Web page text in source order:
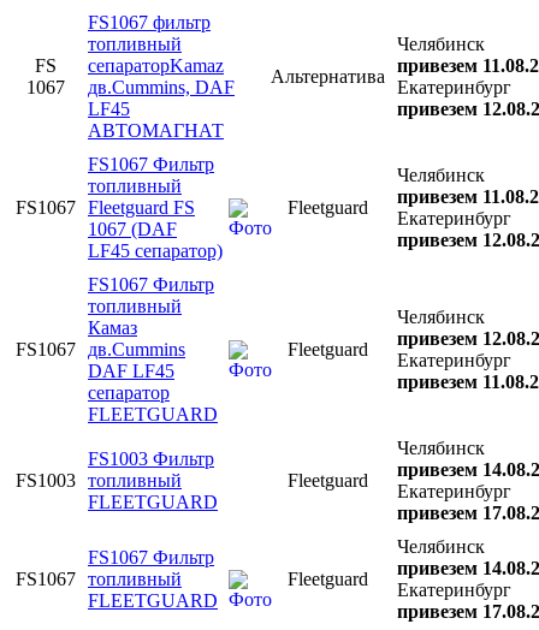
FS
1067
FS1067 фильтр
топливный
сепараторKamaz
дв.Cummins, DAF
LF45
АВТОМАГНАТ
Альтернатива
Челябинск
привезем
Екатеринбург
привезем
FS1067
FS1067 Фильтр
топливный
Fleetguard FS
1067 (DAF
LF45 сепаратор)
Fleetguard
Челябинск
привезем
Екатеринбург
привезем
FS1067
FS1067 Фильтр
топливный
Камаз
дв.Cummins
DAF LF45
сепаратор
FLEETGUARD
Fleetguard
Челябинск
привезем
Екатеринбург
привезем
FS1003
FS1003 Фильтр
топливный
FLEETGUARD
Fleetguard
Челябинск
привезем
Екатеринбург
привезем
FS1067
FS1067 Фильтр
топливный
FLEETGUARD
Fleetguard
Челябинск
привезем
Екатеринбург
привезем